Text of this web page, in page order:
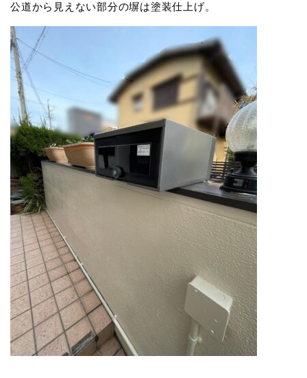
公道から見えない部分の塀は塗装仕上げ。